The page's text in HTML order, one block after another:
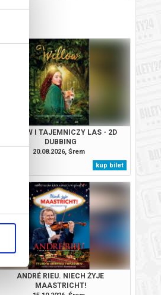
WILLOW I TAJEMNICZY LAS - 2D
DUBBING
20.08.2026, Śrem
kup bilet
ANDRÉ RIEU. NIECH ŻYJE
MAASTRICHT!